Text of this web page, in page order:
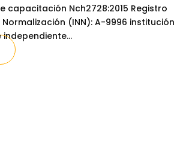
capacitación Nch2728:2015 Registro
(INN): A-9996 institución